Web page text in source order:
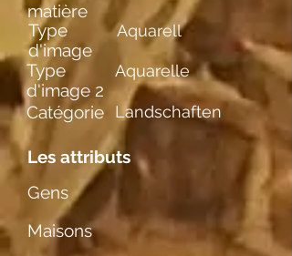
Type
d'image
Aquarell
Type
d'image 2
Aquarelle
Catégorie Landschaften
Les attributs
Gens
Maisons
matière